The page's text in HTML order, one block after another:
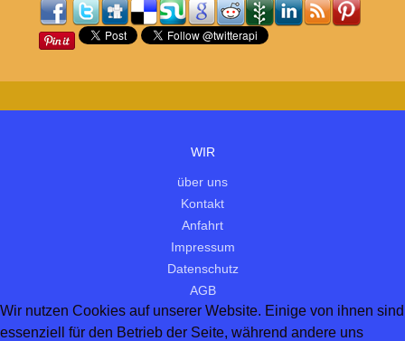
WIR
über uns
Kontakt
Anfahrt
Impressum
Datenschutz
AGB
Wir nutzen Cookies auf unserer Website. Einige von ihnen sind
essenziell für den Betrieb der Seite, während andere uns